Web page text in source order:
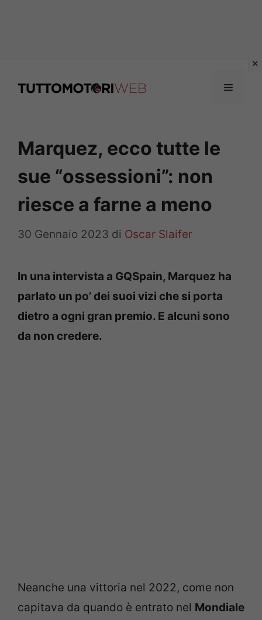
Menu
Marquez, ecco tutte le
sue “ossessioni”: non
riesce a farne a meno
30 Gennaio 2023 di Oscar Slaifer
In una intervista a GQSpain, Marquez ha
parlato un po’ dei suoi vizi che si porta
dietro a ogni gran premio. E alcuni sono
da non credere.
Neanche una vittoria nel 2022, come non
capitava da quando è entrato nel Mondiale